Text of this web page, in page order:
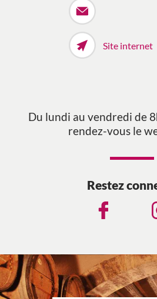
Site internet
Du lundi au vendredi de
rendez-vous le
Restez